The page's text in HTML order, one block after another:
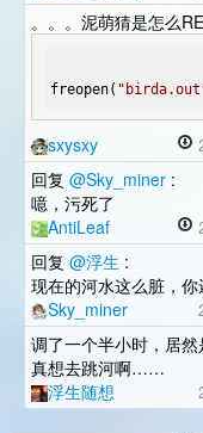
。。。泥萌猜是怎么
freopen(
sxysxy
回复 @Sky_miner :
噫，污死了
AntiLeaf
回复 @浮生 :
现在的河水这么脏，
Sky_miner
调了一个半小时，
真想去跳河啊……
浮生随想